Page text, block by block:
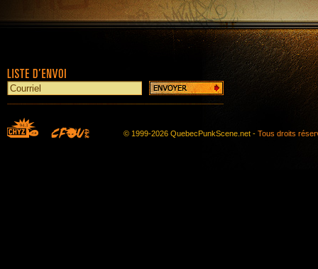
© 1999-2026 QuebecPunkScene.net - Tous droits